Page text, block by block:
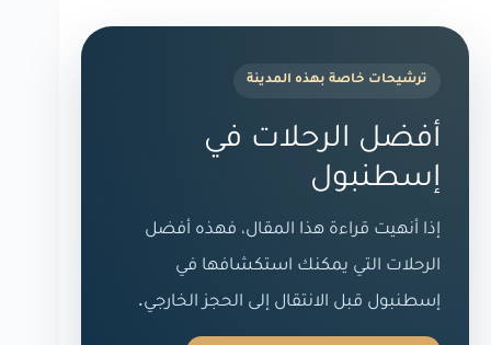
ترشيحات خاصة بهذه المدينة
أفضل الرحلات في
إسطنبول
إذا أنهيت قراءة هذا المقال، فهذه أفضل
الرحلات التي يمكنك استكشافها في
إسطنبول قبل الانتقال إلى الحجز الخارجي.